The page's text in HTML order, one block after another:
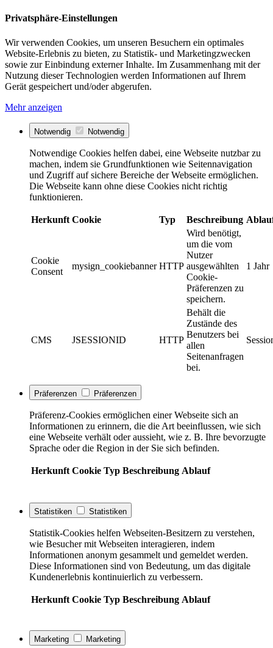
Privatsphäre-Einstellungen
Wir verwenden Cookies, um unseren Besuchern ein optimales
Website-Erlebnis zu bieten, zu Statistik- und Marketingzwecken
sowie zur Einbindung externer Inhalte. Im Zusammenhang mit der
Nutzung dieser Technologien werden Informationen auf Ihrem
Gerät gespeichert und/oder abgerufen.
Mehr anzeigen
Notwendig Notwendig
Notwendige Cookies helfen dabei, eine Webseite nutzbar zu
machen, indem sie Grundfunktionen wie Seitennavigation
und Zugriff auf sichere Bereiche der Webseite ermöglichen.
Die Webseite kann ohne diese Cookies nicht richtig
funktionieren.
Herkunft Cookie Typ Beschreibung
Cookie
Consent
mysign_cookiebanner HTTP
Wird benötigt,
um die vom
Nutzer
ausgewählten
Cookie-
Präferenzen zu
speichern.
1 Jahr
CMS JSESSIONID HTTP
Behält die
Zustände des
Benutzers bei
allen
Seitenanfragen
bei.
Präferenzen Präferenzen
Präferenz-Cookies ermöglichen einer Webseite sich an
Informationen zu erinnern, die die Art beeinflussen, wie sich
eine Webseite verhält oder aussieht, wie z. B. Ihre bevorzugte
Sprache oder die Region in der Sie sich befinden.
Herkunft Cookie Typ Beschreibung Ablauf
Statistiken Statistiken
Statistik-Cookies helfen Webseiten-Besitzern zu verstehen,
wie Besucher mit Webseiten interagieren, indem
Informationen anonym gesammelt und gemeldet werden.
Diese Informationen sind von Bedeutung, um das digitale
Kundenerlebnis kontinuierlich zu verbessern.
Herkunft Cookie Typ Beschreibung Ablauf
Marketing Marketing